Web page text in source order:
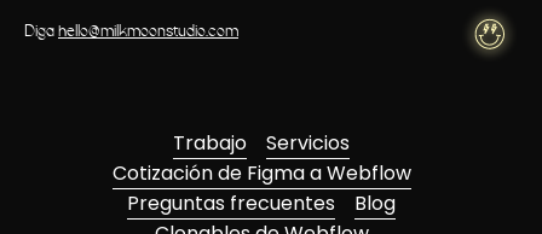
Digahello@milkmoonstudio.com
Trabajo
Servicios
Cotización de Figma a Webflow
Preguntas frecuentes
Blog